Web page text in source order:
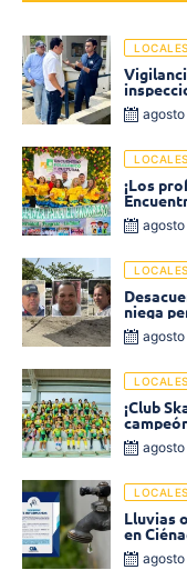
LOCALES
LOCALES
¡Los
2026 en
LOCALES
niega
LOCALES
¡Club
LOCALES
Lluvias
en
baja